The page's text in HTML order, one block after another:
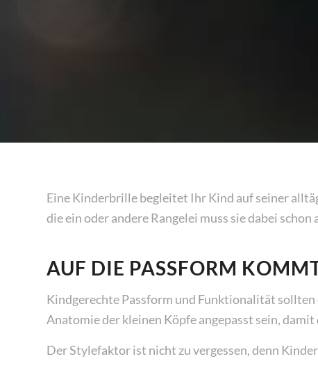
Eine Kinderbrille begleitet Ihr Kind auf seiner
die ein oder andere Rangelei muss sie dabei
AUF DIE PASSFORM
Kindgerechte Passform und Funktionalität
Anatomie der kleinen Köpfe angepasst sein,
Der Stylefaktor ist nicht zu vergessen, denn